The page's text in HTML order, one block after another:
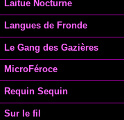
Laitue Nocturne
Langues de Fronde
Le Gang des Gazières
MicroFéroce
Requin Sequin
Sur le fil